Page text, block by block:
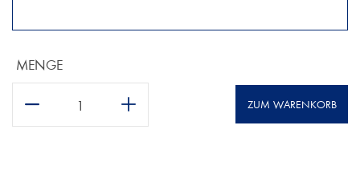
MENGE
ZUM WARENKORB